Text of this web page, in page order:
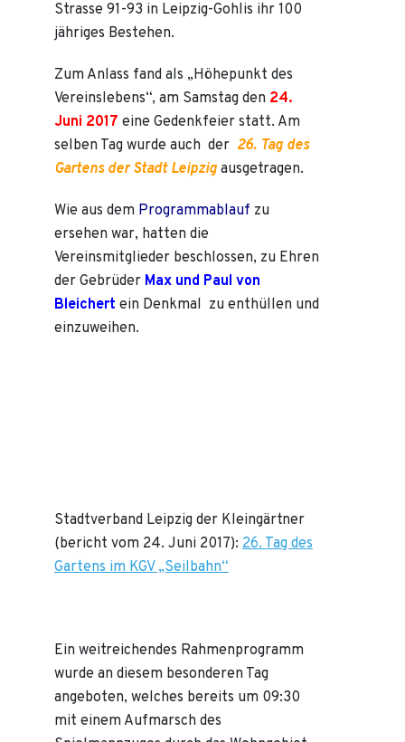
Strasse 91-93 in Leipzig-Gohlis ihr 100
jähriges Bestehen.
Zum Anlass fand als „Höhepunkt des
Vereinslebens“, am Samstag den 24.
Juni 2017 eine Gedenkfeier statt. Am
selben Tag wurde auch der 26. Tag des
Gartens der Stadt Leipzig ausgetragen.
Wie aus dem Programmablauf zu
ersehen war, hatten die
Vereinsmitglieder beschlossen, zu Ehren
der Gebrüder Max und Paul von
Bleichert ein Denkmal zu enthüllen und
einzuweihen.
Stadtverband Leipzig der Kleingärtner
(bericht vom 24. Juni 2017): 26. Tag des
Gartens im KGV „Seilbahn“
Ein weitreichendes Rahmenprogramm
wurde an diesem besonderen Tag
angeboten, welches bereits um 09:30
mit einem Aufmarsch des